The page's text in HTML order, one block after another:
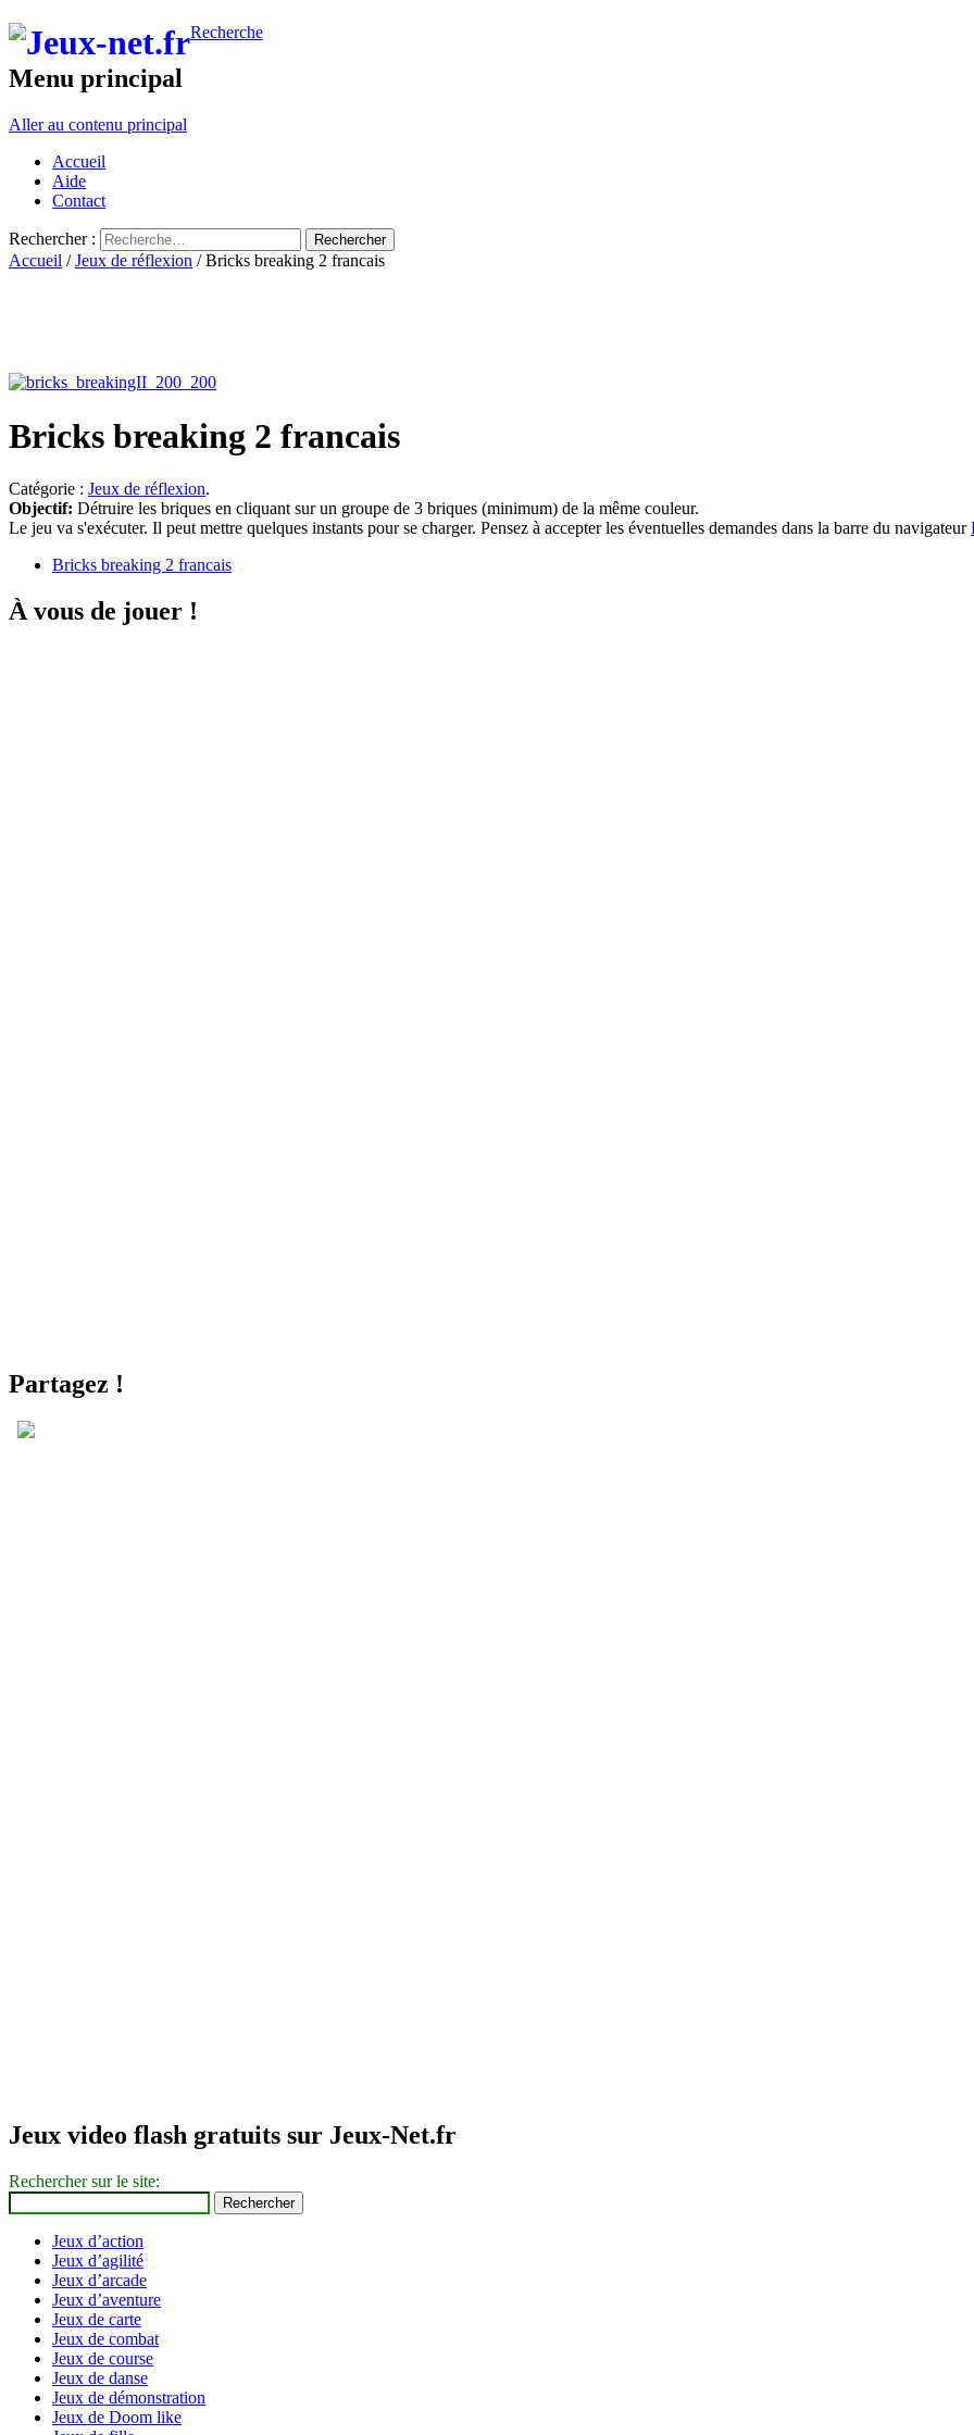
Recherche
Menu principal
Aller au contenu principal
Accueil
Aide
Contact
Rechercher :
Accueil /Jeux de réflexion / Bricks breaking 2 francais
Bricks breaking 2 francais
Catégorie : Jeux de réflexion.
Objectif: Détruire les briques en cliquant sur un groupe de 3 briques (minimum) de la même couleur.
Le jeu va s'exécuter. Il peut mettre quelques instants pour se charger. Pensez à accepter les éventuelles demandes dans la barre du navigateur
Bricks breaking 2 francais
À vous de jouer !
Partagez !
Jeux video flash gratuits sur Jeux-Net.fr
Rechercher sur le site:
Jeux d’action
Jeux d’agilité
Jeux d’arcade
Jeux d’aventure
Jeux de carte
Jeux de combat
Jeux de course
Jeux de danse
Jeux de démonstration
Jeux de Doom like